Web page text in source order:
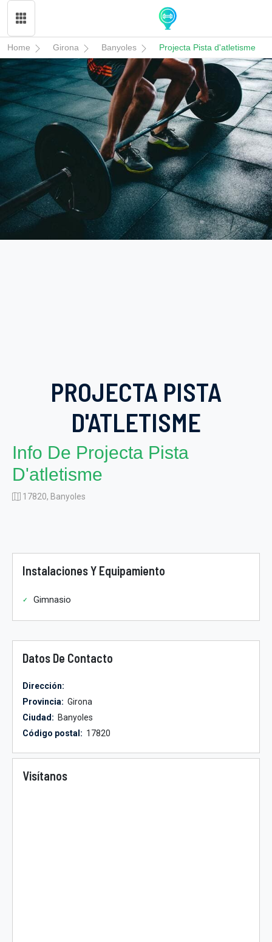
Home Girona Banyoles Projecta Pista d'atletisme
PROJECTA PISTA
D'ATLETISME
Info De Projecta Pista
D'atletisme
17820, Banyoles
Instalaciones Y Equipamiento
Gimnasio
Datos De Contacto
Dirección:
Provincia: Girona
Ciudad: Banyoles
Código postal: 17820
Visítanos